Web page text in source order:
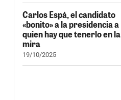
Carlos Espá, el candidato
«bonito» a la presidencia a
quien hay que tenerlo en la
mira
19/10/2025